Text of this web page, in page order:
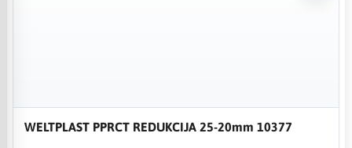
WELTPLAST PPRCT REDUKCIJA 25-20mm 10377